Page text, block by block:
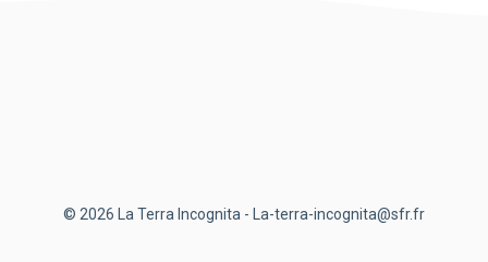
© 2026 La Terra Incognita - La-terra-incognita@sfr.fr